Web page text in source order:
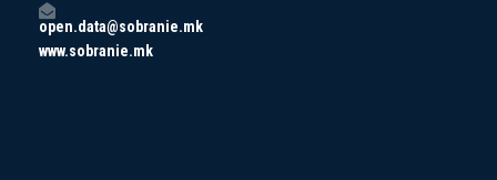
open.data@sobranie.mk
www.sobranie.mk